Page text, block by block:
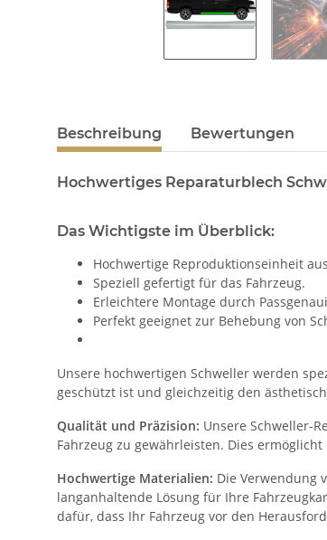
Beschreibung Bewertungen
Hochwertiges Reparaturblech
Das Wichtigste im Überblick:
Hochwertige Reproduktionseinheit
Speziell gefertigt für das Fahrzeug.
Erleichtere Montage durch
Perfekt geeignet zur Behebung von
Unsere hochwertigen Schweller werden
geschützt ist und gleichzeitig den
Qualität und Präzision: Unsere Schweller-
Fahrzeug zu gewährleisten. Dies
Hochwertige Materialien: Die Verwendung
langanhaltende Lösung für Ihre
dafür, dass Ihr Fahrzeug vor den